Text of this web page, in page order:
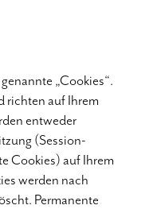
„Cookies“.
richten auf Ihrem
entweder
(Session-
Cookies) auf Ihrem
werden nach
Permanente